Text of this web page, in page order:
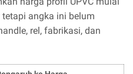
tetapi angka ini belum
rel, fabrikasi, dan